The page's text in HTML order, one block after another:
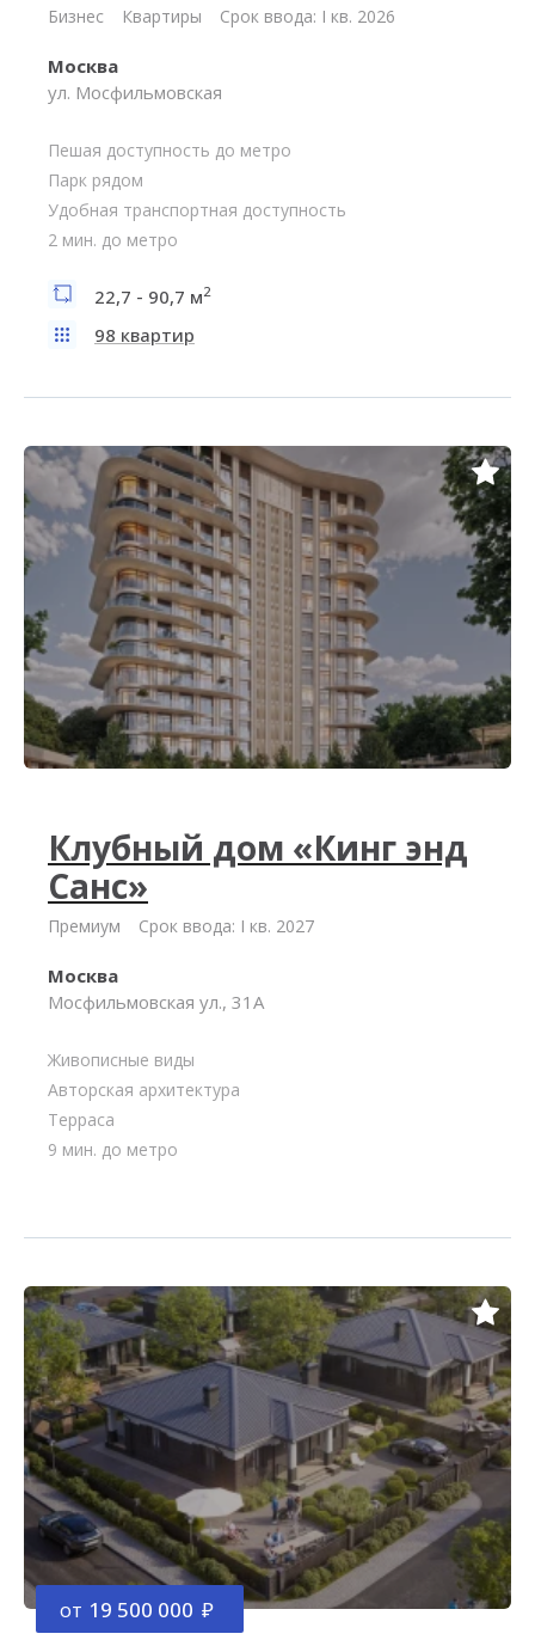
Бизнес Квартиры Срок ввода: I кв. 2026
Москва
ул. Мосфильмовская
Пешая доступность до метро
Парк рядом
Удобная транспортная доступность
2 мин. до метро
22,7 - 90,7 м2
98 квартир
Клубный дом «Кинг энд
Санс»
Премиум Срок ввода: I кв. 2027
Москва
Мосфильмовская ул., 31А
Живописные виды
Авторская архитектура
Терраса
9 мин. до метро
от 19 500 000